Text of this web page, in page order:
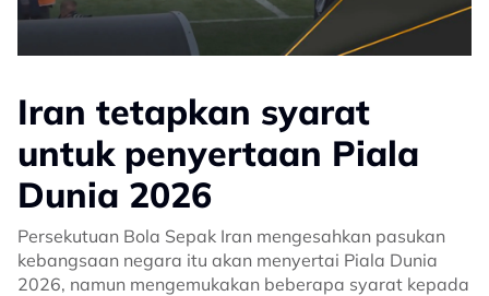
Iran tetapkan syarat
untuk penyertaan Piala
Dunia 2026
Persekutuan Bola Sepak Iran mengesahkan pasukan
kebangsaan negara itu akan menyertai Piala Dunia
2026, namun mengemukakan beberapa syarat kepada